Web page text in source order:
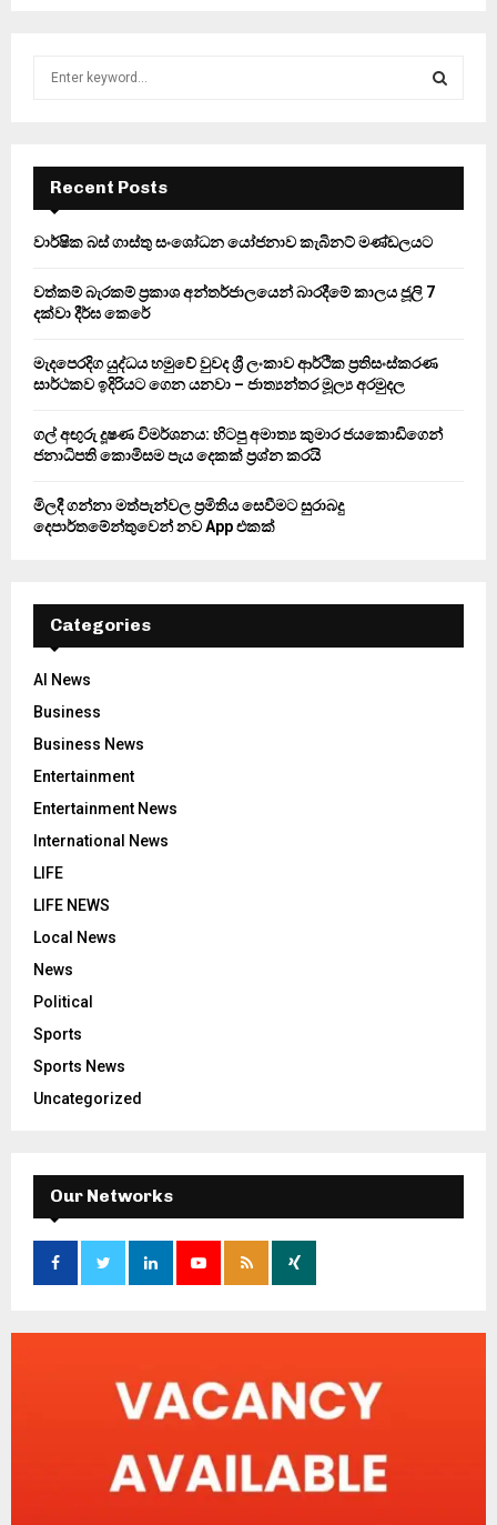
f
r
E
A
Recent Posts
වාර්ෂික බස් ගාස්තු සංශෝධන යෝජනාව කැබිනට් මණ්ඩලයට
වත්කම් බැරකම් ප්‍රකාශ අන්තර්ජාලයෙන් බාරදීමේ කාලය ජූලි 7
දක්වා දීර්ඝ කෙරේ
මැදපෙරදිග යුද්ධය හමුවේ වුවද ශ්‍රී ලංකාව ආර්ථික ප්‍රතිසංස්කරණ
සාර්ථකව ඉදිරියට ගෙන යනවා – ජාත්‍යන්තර මූල්‍ය අරමුදල
ගල් අඟුරු දූෂණ විමර්ශනය: හිටපු අමාත්‍ය කුමාර ජයකොඩිගෙන්
ජනාධිපති කොමිසම පැය දෙකක් ප්‍රශ්න කරයි
මිලදී ගන්නා මත්පැන්වල ප්‍රමිතිය සෙවීමට සුරාබදු
දෙපාර්තමේන්තුවෙන් නව App එකක්
Categories
AI News
Business
Business News
Entertainment
Entertainment News
International News
LIFE
LIFE NEWS
Local News
News
Political
Sports
Sports News
Uncategorized
Our Networks